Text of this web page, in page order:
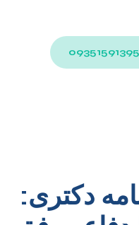
09351591395
دکتری: